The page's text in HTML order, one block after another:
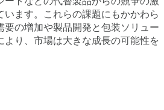
います。これらの課題にもかかわら
要の増加や製品開発と包装ソリュー
より、市場は大きな成長の可能性を